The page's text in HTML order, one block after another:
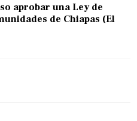
aprobar una Ley de
de Chiapas (El